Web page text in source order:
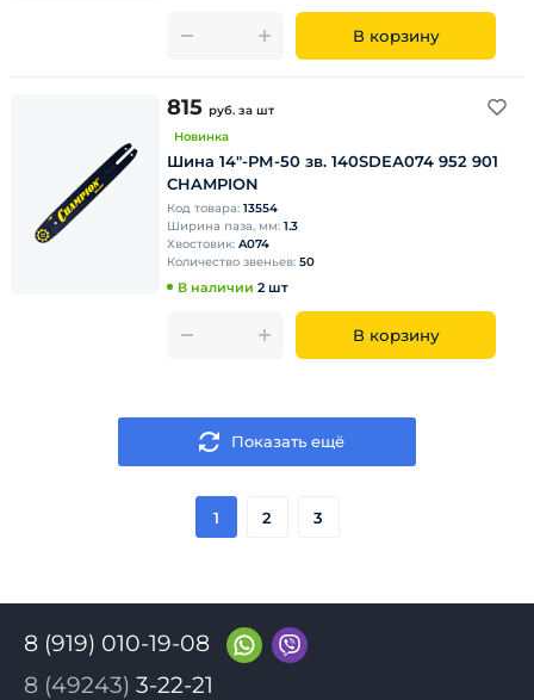
В корзину
815 руб. за шт
Новинка
Шина 14"-РМ-50 зв. 140SDEА074 952 901
CHAMPION
Код товара: 13554
Ширина паза, мм: 1.3
Хвостовик: A074
Количество звеньев: 50
В наличии 2 шт
В корзину
Показать ещё
1 2 3
8 (919) 010-19-08
8 (49243) 3-22-21